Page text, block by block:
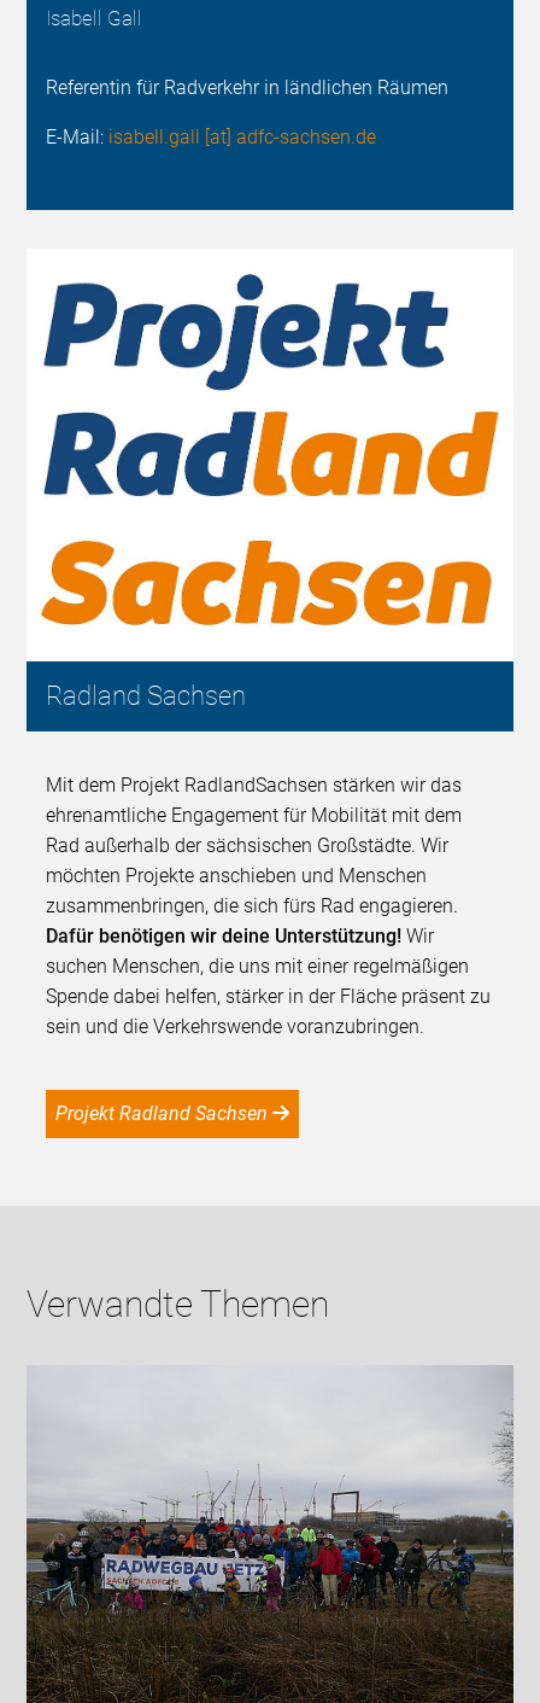
Isabell Gall
Referentin für Radverkehr in ländlichen Räumen
E-Mail: isabell.gall [at] adfc-sachsen.de
Radland Sachsen
Mit dem Projekt RadlandSachsen stärken wir das
ehrenamtliche Engagement für Mobilität mit dem
Rad außerhalb der sächsischen Großstädte. Wir
möchten Projekte anschieben und Menschen
zusammenbringen, die sich fürs Rad engagieren.
Dafür benötigen wir deine Unterstützung! Wir
suchen Menschen, die uns mit einer regelmäßigen
Spende dabei helfen, stärker in der Fläche präsent zu
sein und die Verkehrswende voranzubringen.
Projekt Radland Sachsen
Verwandte Themen